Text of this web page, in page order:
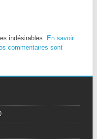
indésirables. En savoir
commentaires sont